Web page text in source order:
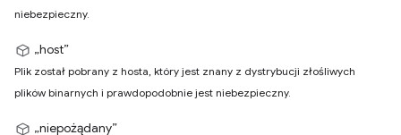
niebezpieczny.
„host”
Plik został pobrany z hosta, który jest znany z dystrybucji złośliwych
plików binarnych i prawdopodobnie jest niebezpieczny.
„niepożądany”